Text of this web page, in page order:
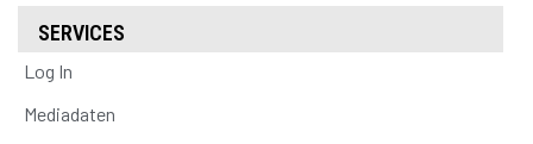
SERVICES
Log In
Mediadaten